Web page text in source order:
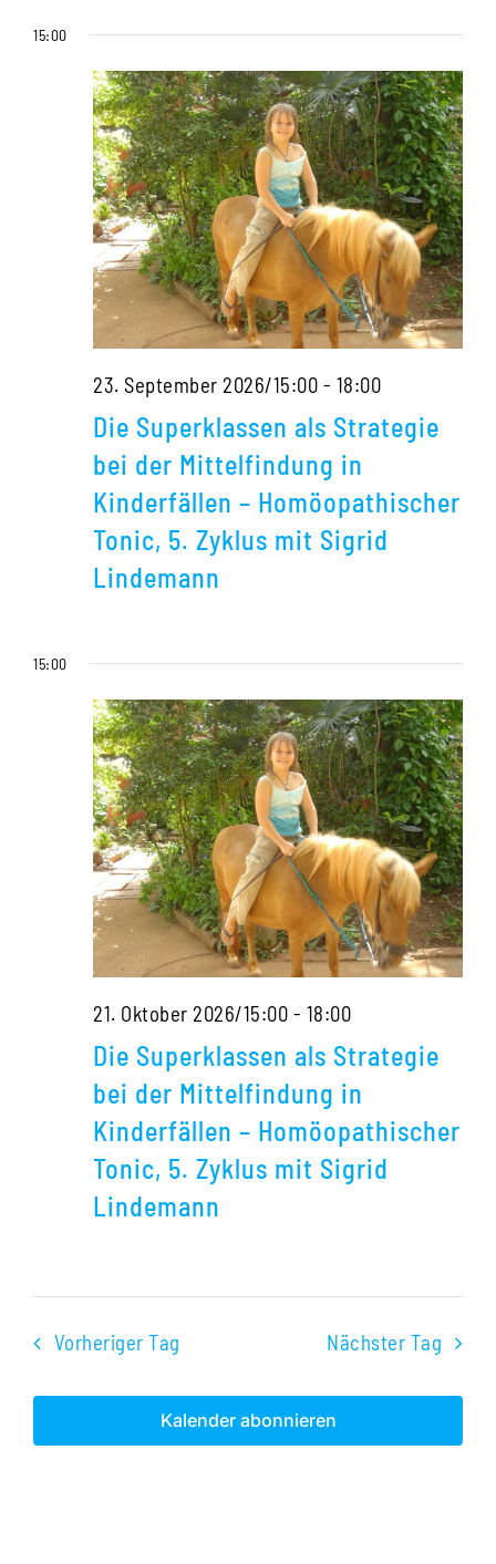
–
Homöopathischer
Tonic,
5.
Zyklus
mit
Sigrid
Lindemann
15:00
Die Superklassen als Strategie
bei der Mittelfindung in
Kinderfällen – Homöopathischer
Tonic, 5. Zyklus mit Sigrid
Lindemann
23. September 2026/15:00 - 18:00
Superklassen
Strategie
bei
–
Tonic,
5.
Zyklus
mit
Sigrid
Lindemann
15:00
Die Superklassen als Strategie
bei der Mittelfindung in
Kinderfällen – Homöopathischer
Tonic, 5. Zyklus mit Sigrid
Lindemann
21. Oktober 2026/15:00 - 18:00
Superklassen
als
Strategie
bei
Kinderfällen
–
5.
Vorheriger Tag Nächster Tag
Kalender abonnieren